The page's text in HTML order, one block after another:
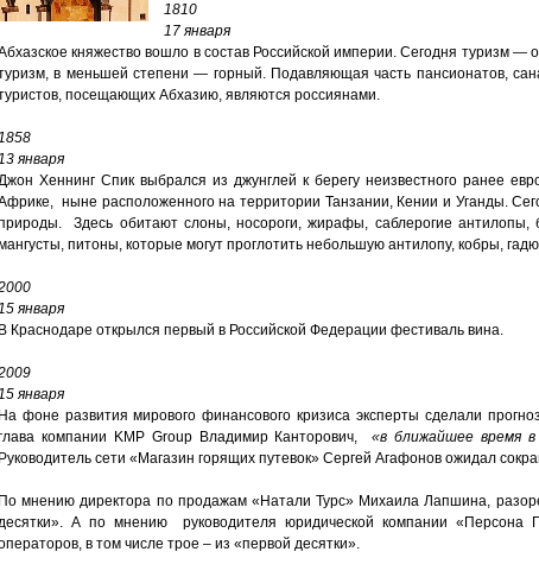
1810
17 января
княжество вошло в состав Российской империи. Сегодня туризм —
в меньшей степени — горный. Подавляющая часть пансионатов,
посещающих Абхазию, являются россиянами.
января
Хеннинг Спик выбрался из джунглей к берегу неизвестного ранее
ныне расположенного на территории Танзании, Кении и Уганды.
Здесь обитают слоны, носороги, жирафы, саблерогие
питоны, которые могут проглотить небольшую антилопу, кобры,
января
В Краснодаре открылся первый в Российской Федерации фестиваль вина.
января
На фоне развития мирового финансового кризиса эксперты сделали
компании KMP Group Владимир Канторович,«в ближайшее время
Руководитель сети «Магазин горящих путевок» Сергей Агафонов ожидал
По мнению директора по продажам «Натали Турс» Михаила Лапшина,
А по мнению руководителя юридической компании
в том числе трое – из «первой десятки».